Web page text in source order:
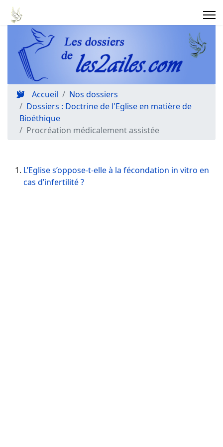
Accueil
Nos dossiers
Dossiers : Doctrine de l'Eglise en matière de
Bioéthique
Procréation médicalement assistée
L’Eglise s’oppose-t-elle à la fécondation in vitro en
cas d’infertilité ?